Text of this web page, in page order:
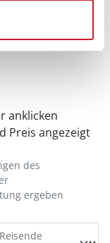
anklicken
Preis angezeigt
des
ergeben